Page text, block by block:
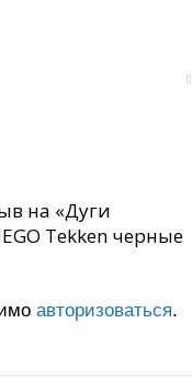
на «Дуги
Tekken черные
авторизоваться.